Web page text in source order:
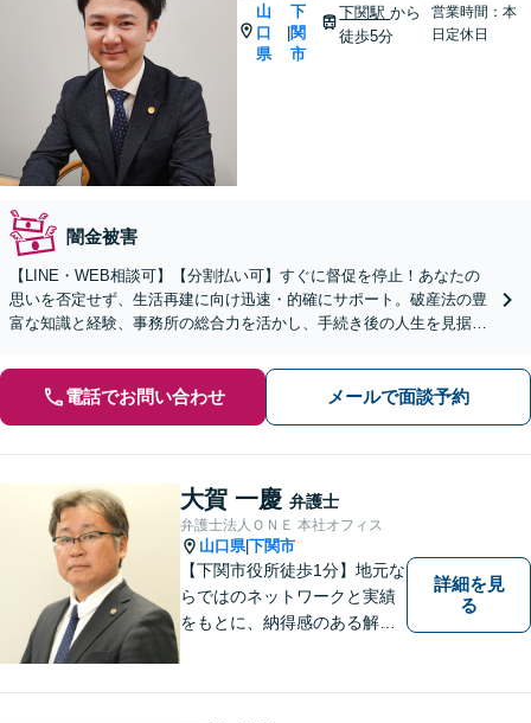
山
口
県
下
関
市
下関駅から
徒歩5分
営業時間：本
日定休日
闇金被害
【LINE・WEB相談可】【分割払い可】すぐに督促を停止！あなたの
思いを否定せず、生活再建に向け迅速・的確にサポート。破産法の豊
富な知識と経験、事務所の総合力を活かし、手続き後の人生を見据え
電話でお問い合わせ メールで面談予約
大賀 一慶 弁護士
弁護士法人ＯＮＥ 本社オフィス
山口県|下関市
【下関市役所徒歩1分】地元な
らではのネットワークと実績
をもとに、納得感のある解決
詳細を見
る